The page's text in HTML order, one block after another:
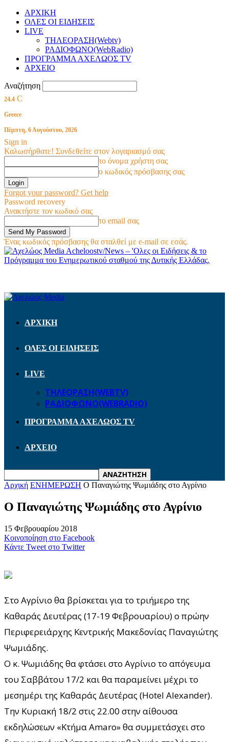
ΑΡΧΙΚΗ
ΟΛΕΣ ΟΙ ΕΙΔΗΣΕΙΣ
LIVE
ΤΗΛΕΟΡΑΣΗ(Webtv)
ΡΑΔΙΟΦΩΝΟ(WebRadio)
ΠΡΟΓΡΑΜΜΑ ΑΧΕΛΩΟΣ TV
ΑΡΧΕΙΟ
Αναζήτηση
24.4 C
Greece
Πέμπτη, 6 Αυγούστου, 2026
Sign in
Καλωσήρθατε! Συνδεθείτε στον λογαριασμό σας
το όνομα χρήστη σας
ο κωδικός πρόσβασης σας
Forgot your password? Get help
Password recovery
Ανακτήστε τον κωδικό σας
το email σας
Ένας κωδικός πρόσβασης θα σταλθεί με e-mail σε εσάς.
Acheloostv/News – 'Ολες οι Ειδήσεις & το
Πρόγραμμα του Ενημερωτικού σταθμού της Δυτικής Ελλάδας.
ΑΡΧΙΚΗ
ΟΛΕΣ ΟΙ ΕΙΔΗΣΕΙΣ
LIVE
ΤΗΛΕΟΡΑΣΗ(WEBTV)
ΡΑΔΙΟΦΩΝΟ(WEBRADIO)
ΠΡΟΓΡΑΜΜΑ ΑΧΕΛΩΟΣ TV
ΑΡΧΕΙΟ
Αρχική ΕΝΗΜΕΡΩΣΗ Ο Παναγιώτης Ψωμιάδης στο Αγρίνιο
Ο Παναγιώτης Ψωμιάδης στο Αγρίνιο
15 Φεβρουαρίου 2018
Κοινοποίηση στο Facebook
Κάντε Tweet στο Twitter
Στο Αγρίνιο θα βρίσκεται για το τριήμερο της
Καθαράς Δευτέρας (17-19 Φεβρουαρίου) ο πρώην
Περιφερειάρχης Κεντρικής Μακεδονίας Παναγιώτης
Ψωμιάδης.
Ο κ. Ψωμιάδης θα φτάσει στο Αγρίνιο το απόγευμα
του Σαββάτου 17/2 και θα παραμείνει μέχρι το
μεσημέρι της Καθαράς Δευτέρας (Hotel Alexander).
Την Κυριακή 18/2 στις 22.00 στην αίθουσα
εκδηλώσεων «Κτήμα Amaro» θα συμμετάσχει στο